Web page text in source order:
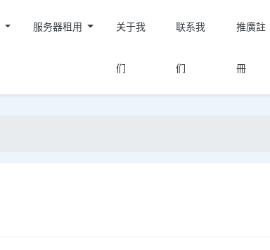
服务器租用 关于我
们
联系我
们
推廣註
冊